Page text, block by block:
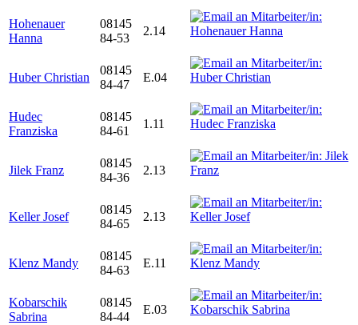
Hohenauer
Hanna
08145
84-53
2.14
Huber Christian
08145
84-47
E.04
Hudec
Franziska
08145
84-61
1.11
Jilek Franz
08145
84-36
2.13
Keller Josef
08145
84-65
2.13
Klenz Mandy
08145
84-63
E.11
Kobarschik
Sabrina
08145
84-44
E.03